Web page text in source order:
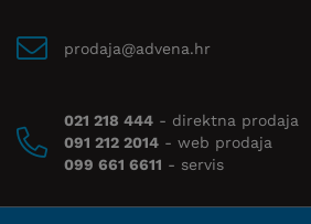
prodaja@advena.hr
021 218 444 - direktna prodaja
091 212 2014 - web prodaja
099 661 6611 - servis